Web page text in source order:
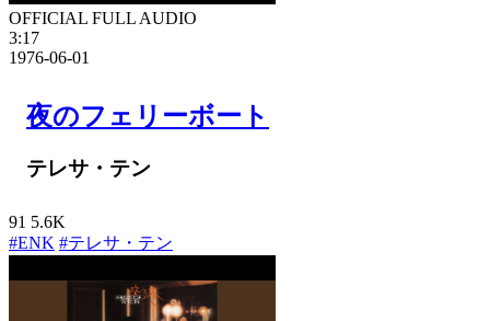
OFFICIAL FULL AUDIO
3:17
1976-06-01
夜のフェリーボート
テレサ・テン
91 5.6K
#ENK #テレサ・テン